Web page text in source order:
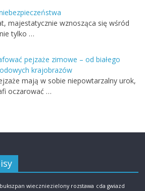
majestatycznie wznosząca się wśród
tylko …
pejzaże zimowe – od białego
krajobrazów
mają w sobie niepowtarzalny urok,
oczarować …
bukszpan wieczniezielony rozstawa cda gwiazd